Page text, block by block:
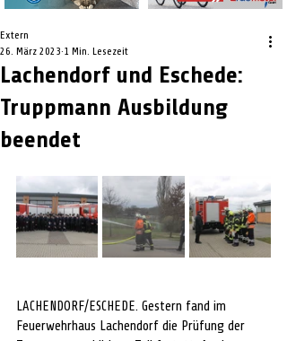
Lachendorf und Eschede:
Truppmann Ausbildung
beendet
Extern
26. März 2023 1 Min. Lesezeit
LACHENDORF/ESCHEDE. Gestern fand im
Feuerwehrhaus Lachendorf die Prüfung der